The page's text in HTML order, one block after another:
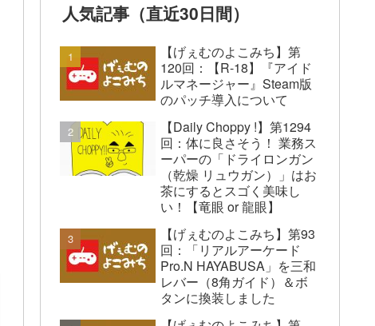
人気記事（直近30日間）
【げぇむのよこみち】第
120回：【R-18】『アイド
ルマネージャー』Steam版
のパッチ導入について
【Daily Choppy !】第1294
回：体に良さそう！ 業務ス
ーパーの「ドライロンガン
（乾燥 リュウガン）」はお
茶にするとスゴく美味し
い！【竜眼 or 龍眼】
【げぇむのよこみち】第93
回：「リアルアーケード
Pro.N HAYABUSA」を三和
レバー（8角ガイド）＆ボ
タンに換装しました